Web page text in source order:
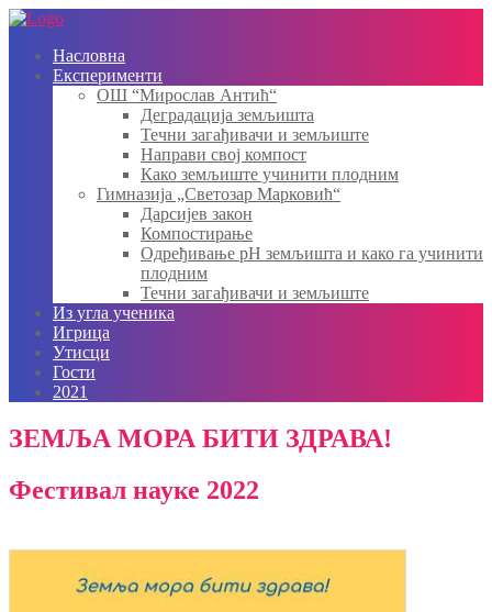
Skip
contentНасловна
Експерименти
ОШ “Мирослав Антић“
Деградација земљишта
Течни загађивачи и земљиште
Направи свој компост
Како земљиште учинити плодним
Гимназија „Свeтозар Марковић“
Дарсијев закон
Компостирање
Одређивање pH земљишта и како га учинити
плодним
Течни загађивачи и земљиште
Из угла ученика
Игрица
Утисци
Гости
2021
ЗЕМЉА МОРА БИТИ ЗДРАВА!
Фестивал науке 2022